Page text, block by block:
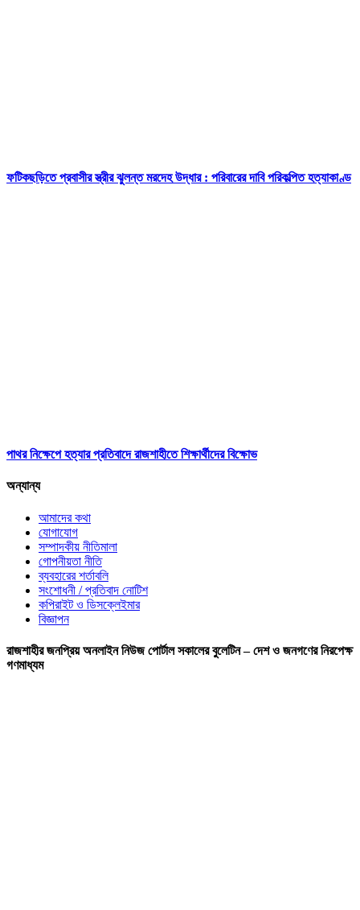
ফটিকছড়িতে প্রবাসীর স্ত্রীর ঝুলন্ত মরদেহ উদ্ধার : পরিবারের দাবি পরিকল্পিত হত্যাকাণ্ড
পাথর নিক্ষেপে হত্যার প্রতিবাদে রাজশাহীতে শিক্ষার্থীদের বিক্ষোভ
অন্যান্য
আমাদের কথা
যোগাযোগ
সম্পাদকীয় নীতিমালা
গোপনীয়তা নীতি
ব্যবহারের শর্তাবলি
সংশোধনী / প্রতিবাদ নোটিশ
কপিরাইট ও ডিসক্লেইমার
বিজ্ঞাপন
রাজশাহীর জনপ্রিয় অনলাইন নিউজ পোর্টাল সকালের বুলেটিন – দেশ ও জনগণের নিরপেক্ষ
গণমাধ্যম